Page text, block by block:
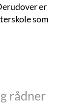
er
som
rådner